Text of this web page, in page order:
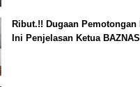
Ribut.!! Dugaan Pemotongan
Ini Penjelasan Ketua